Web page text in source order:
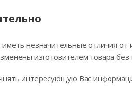
незначительные отличия от
изготовителем товара
интересующую Вас